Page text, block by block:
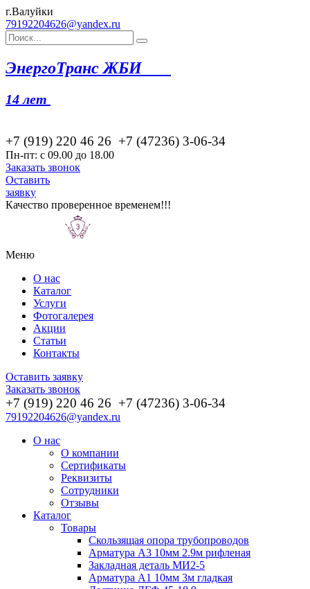
г.Валуйки
79192204626@yandex.ru
ЭнергоТранс ЖБИ
14 лет
+7 (919) 220 46 26 +7 (47236) 3-06-34
Пн-пт: с 09.00 до 18.00
Заказать звонок
Оставить
заявку
Качество проверенное временем!!!
Меню
О нас
Каталог
Услуги
Фотогалерея
Акции
Статьи
Контакты
Оставить заявку
Заказать звонок
+7 (919) 220 46 26 +7 (47236) 3-06-34
79192204626@yandex.ru
О нас
О компании
Сертификаты
Реквизиты
Сотрудники
Отзывы
Каталог
Товары
Скользящая опора трубопроводов
Арматура А3 10мм 2.9м рифленая
Закладная деталь МИ2-5
Арматура А1 10мм 3м гладкая